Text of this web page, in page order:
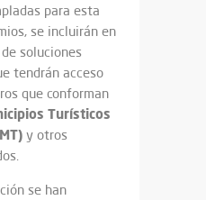
para esta
se incluirán en
soluciones
tendrán acceso
que conforman
Turísticos
y otros
se han